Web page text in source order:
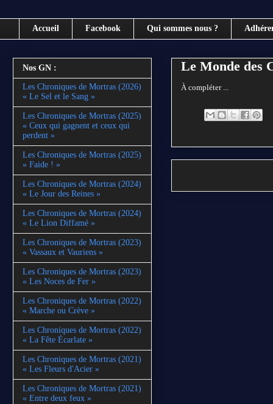
Accueil Facebook Qui sommes nous ?
Le Monde des
À compléter ...
Nos GN :
Les Chroniques de Mortras (2026)
« Le Sel et le Sang »
Les Chroniques de Mortras (2025)
« Ceux qui gagnent et ceux qui
perdent »
Les Chroniques de Mortras (2025)
« Faide ! »
Les Chroniques de Mortras (2024)
« Le Jour des Reines »
Les Chroniques de Mortras (2024)
« Le Lion Diffamé »
Les Chroniques de Mortras (2023)
« Vassaux et Vauriens »
Les Chroniques de Mortras (2023)
« Les Noces de Fer »
Les Chroniques de Mortras (2022)
« Marche ou Crève »
Les Chroniques de Mortras (2022)
« La Fête Écarlate »
Les Chroniques de Mortras (2021)
« Les Fleurs d'Acier »
Les Chroniques de Mortras (2021)
« Entre deux feux »